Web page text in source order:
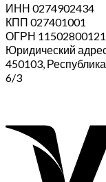
ИНН 0274902434
КПП 027401001
ОГРН
Юридический
450103,
6/3